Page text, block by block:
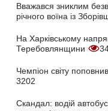
Вважався зниклим
річного воїна із
На Харківському
Теребовлянщини
Чемпіон світу
3202
Скандал: водій